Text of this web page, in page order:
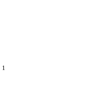
1